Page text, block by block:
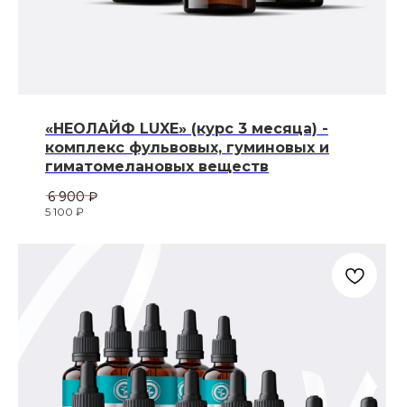
«НЕОЛАЙФ LUXE» (курс 3 месяца) -
комплекс фульвовых, гуминовых и
гиматомелановых веществ
5 100 ₽
6 900 ₽